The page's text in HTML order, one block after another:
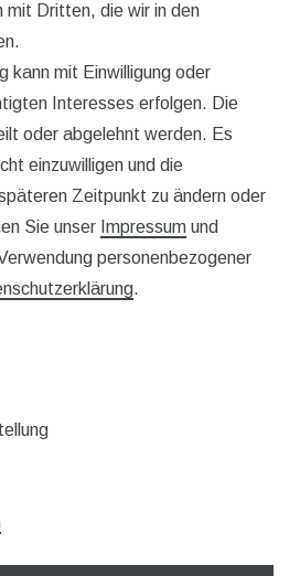
mit Dritten, die wir in den
kann mit Einwilligung oder
Interesses erfolgen. Die
oder abgelehnt werden. Es
einzuwilligen und die
Zeitpunkt zu ändern oder
Sie unser Impressum und
personenbezogener
.